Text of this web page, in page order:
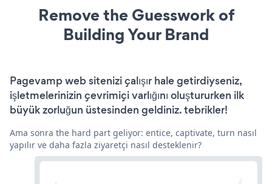
Remove the Guesswork of
Building Your Brand
Pagevamp web sitenizi çalışır hale getirdiyseniz,
işletmelerinizin çevrimiçi varlığını oluştururken ilk
büyük zorluğun üstesinden geldiniz. tebrikler!
Ama sonra the hard part geliyor: entice, captivate, turn nasıl
yapılır ve daha fazla ziyaretçi nasıl desteklenir?